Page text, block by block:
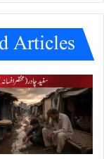
Articles